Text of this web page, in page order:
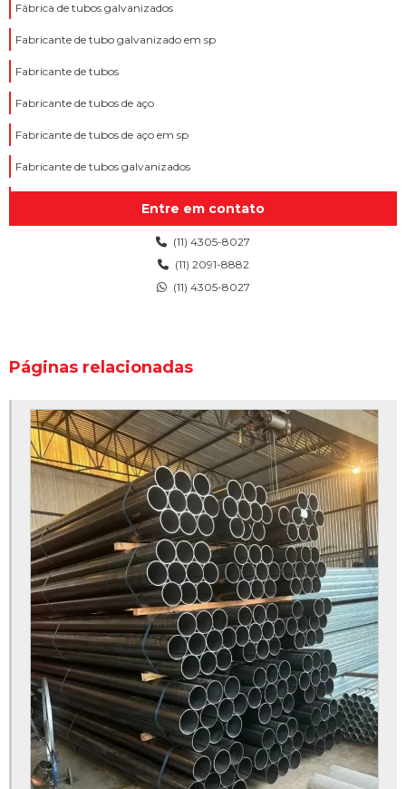
Fábrica de tubos galvanizados
Fabricante de tubo galvanizado em sp
Fabricante de tubos
Fabricante de tubos de aço
Fabricante de tubos de aço em sp
Fabricante de tubos galvanizados
Fornecedor de tubo galvanizado
Tubo aço carbono comprar
Tubo aço carbono preto
Tubo aço galvanizado preço
Tubo aço preto com costura
Tubo de aço com costura
Tubo de aço galvanizado preto
Tubo de aço preto
Tubo de ferro galvanizado
Tubo galvanizado
Tubo galvanizado preço
Tubo galvanizado SP
Tubo preto
Tubo preto com costura
Tubo preto din
Entre em contato
(11) 4305-8027
(11) 2091-8882
(11) 4305-8027
Páginas relacionadas